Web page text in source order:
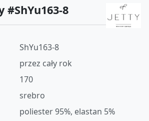
#ShYu163-8
ShYu163-8
przez cały rok
170
srebro
poliester 95%, elastan 5%